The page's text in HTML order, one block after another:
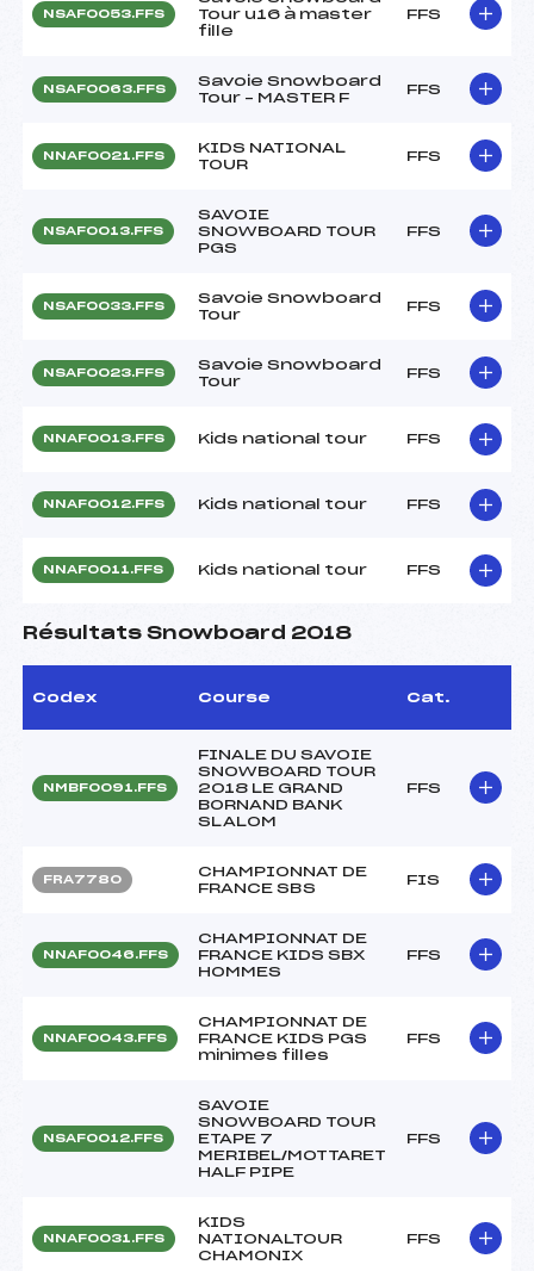
NSAF0053.FFS
Tour u16 à master
fille
FFS
NSAF0063.FFS
Savoie Snowboard
Tour – MASTER F
FFS
NNAF0021.FFS
KIDS NATIONAL
TOUR
FFS
NSAF0013.FFS
SAVOIE
SNOWBOARD TOUR
PGS
FFS
NSAF0033.FFS
Savoie Snowboard
Tour
FFS
NSAF0023.FFS
Savoie Snowboard
Tour
FFS
NNAF0013.FFS Kids national tour FFS
NNAF0012.FFS Kids national tour FFS
NNAF0011.FFS Kids national tour FFS
Résultats Snowboard 2018
Codex Course Cat.
NMBF0091.FFS
FINALE DU SAVOIE
SNOWBOARD TOUR
2018 LE GRAND
BORNAND BANK
SLALOM
FFS
FRA7780
CHAMPIONNAT DE
FRANCE SBS
FIS
NNAF0046.FFS
CHAMPIONNAT DE
FRANCE KIDS SBX
HOMMES
FFS
NNAF0043.FFS
CHAMPIONNAT DE
FRANCE KIDS PGS
minimes filles
FFS
NSAF0012.FFS
SAVOIE
SNOWBOARD TOUR
ETAPE 7
MERIBEL/MOTTARET
HALF PIPE
FFS
NNAF0031.FFS
KIDS
NATIONALTOUR
CHAMONIX
FFS